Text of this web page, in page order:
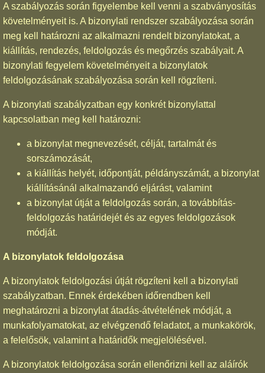
A szabályozás során figyelembe kell venni a szabványosítás
követelményeit is. A bizonylati rendszer szabályozása során
meg kell határozni az alkalmazni rendelt bizonylatokat, a
kiállítás, rendezés, feldolgozás és megőrzés szabályait. A
bizonylati fegyelem követelményeit a bizonylatok
feldolgozásának szabályozása során kell rögzíteni.
A bizonylati szabályzatban egy konkrét bizonylattal
kapcsolatban meg kell határozni:
a bizonylat megnevezését, célját, tartalmát és
sorszámozását,
a kiállítás helyét, időpontját, példányszámát, a bizonylat
kiállításánál alkalmazandó eljárást, valamint
a bizonylat útját a feldolgozás során, a továbbítás-
feldolgozás határidejét és az egyes feldolgozások
módját.
A bizonylatok feldolgozása
A bizonylatok feldolgozási útját rögzíteni kell a bizonylati
szabályzatban. Ennek érdekében időrendben kell
meghatározni a bizonylat átadás-átvételének módját, a
munkafolyamatokat, az elvégzendő feladatot, a munkakörök,
a felelősök, valamint a határidők megjelölésével.
A bizonylatok feldolgozása során ellenőrizni kell az aláírók